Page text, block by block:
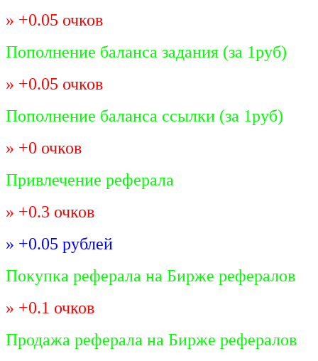
» +0.05 очков
Пополнение баланса задания (за 1руб)
» +0.05 очков
Пополнение баланса ссылки (за 1руб)
» +0 очков
Привлечение реферала
» +0.3 очков
» +0.05 рублей
Покупка реферала на Бирже рефералов
» +0.1 очков
Продажа реферала на Бирже рефералов